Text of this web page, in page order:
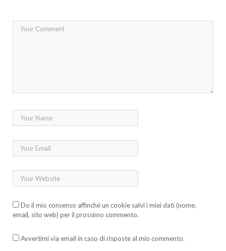
Do il mio consenso affinché un cookie salvi i miei dati (nome,
email, sito web) per il prossimo commento.
Avvertimi via email in caso di risposte al mio commento.